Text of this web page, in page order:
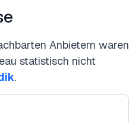
Anbietern waren
statistisch nicht
.